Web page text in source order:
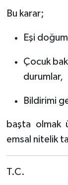
Bu karar;
Eşi
Çocuk
durumlar,
Bildirimi
başta olmak
emsal nitelik
T.C.